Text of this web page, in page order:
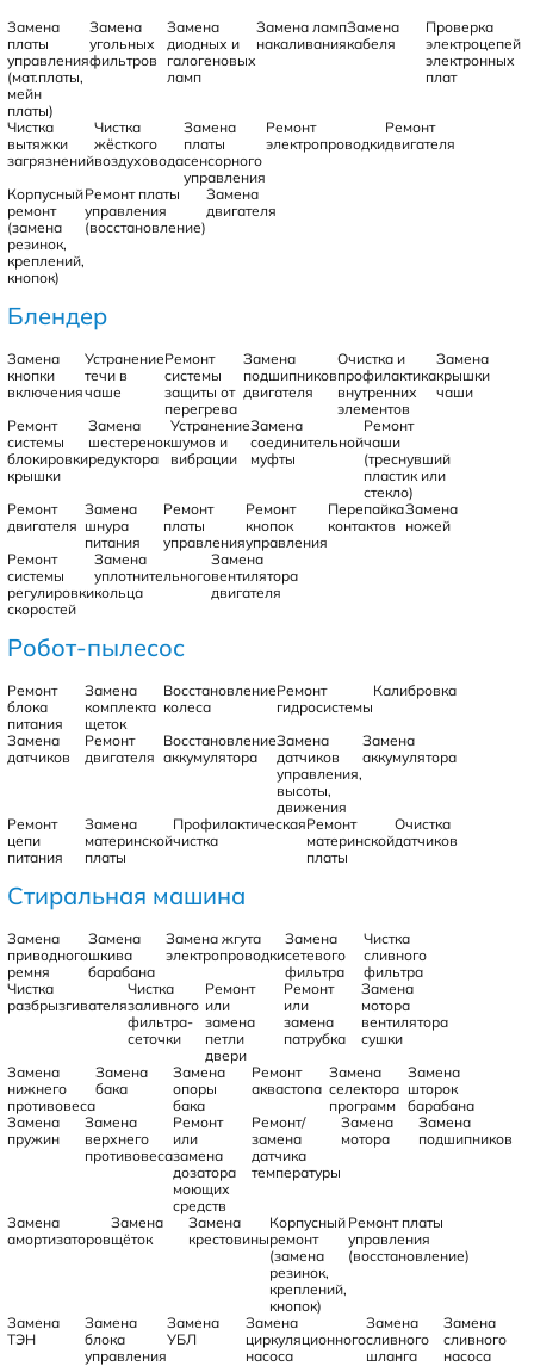
Замена
платы
управления
(мат.платы,
мейн
платы)
Замена
угольных
фильтров
Замена
диодных и
галогеновых
ламп
Замена ламп
накаливания
Замена
кабеля
Проверка
электроцепей
электронных
плат
Чистка
вытяжки
загрязнений
Чистка
жёсткого
воздуховода
Замена
платы
сенсорного
управления
Ремонт
электропроводки
Ремонт
двигателя
Корпусный
ремонт
(замена
резинок,
креплений,
кнопок)
Ремонт платы
управления
(восстановление)
Замена
двигателя
Блендер
Замена
кнопки
включения
Устранение
течи в
чаше
Ремонт
системы
защиты от
перегрева
Замена
подшипников
двигателя
Очистка и
профилактика
внутренних
элементов
Замена
крышки
чаши
Ремонт
системы
блокировки
крышки
Замена
шестеренок
редуктора
Устранение
шумов и
вибрации
Замена
соединительной
муфты
Ремонт
чаши
(треснувший
пластик или
стекло)
Ремонт
двигателя
Замена
шнура
питания
Ремонт
платы
управления
Ремонт
кнопок
управления
Перепайка
контактов
Замена
ножей
Ремонт
системы
регулировки
скоростей
Замена
уплотнительного
кольца
Замена
вентилятора
двигателя
Робот-пылесос
Ремонт
блока
питания
Замена
комплекта
щеток
Восстановление
колеса
Ремонт
гидросистемы
Калибровка
Замена
датчиков
Ремонт
двигателя
Восстановление
аккумулятора
Замена
датчиков
управления,
высоты,
движения
Замена
аккумулятора
Ремонт
цепи
питания
Замена
материнской
платы
Профилактическая
чистка
Ремонт
материнской
платы
Очистка
датчиков
Стиральная машина
Замена
приводного
ремня
Замена
шкива
барабана
Замена жгута
электропроводки
Замена
сетевого
фильтра
Чистка
сливного
фильтра
Чистка
разбрызгивателя
Чистка
заливного
фильтра-
сеточки
Ремонт
или
замена
петли
двери
Ремонт
или
замена
патрубка
Замена
мотора
вентилятора
сушки
Замена
нижнего
противовеса
Замена
бака
Замена
опоры
бака
Ремонт
аквастопа
Замена
селектора
программ
Замена
шторок
барабана
Замена
пружин
Замена
верхнего
противовеса
Ремонт
или
замена
дозатора
моющих
средств
Ремонт/
замена
датчика
температуры
Замена
мотора
Замена
подшипников
Замена
амортизаторов
Замена
щёток
Замена
крестовины
Корпусный
ремонт
(замена
резинок,
креплений,
кнопок)
Ремонт платы
управления
(восстановление)
Замена
ТЭН
Замена
блока
управления
Замена
УБЛ
Замена
циркуляционного
насоса
Замена
сливного
шланга
Замена
сливного
насоса